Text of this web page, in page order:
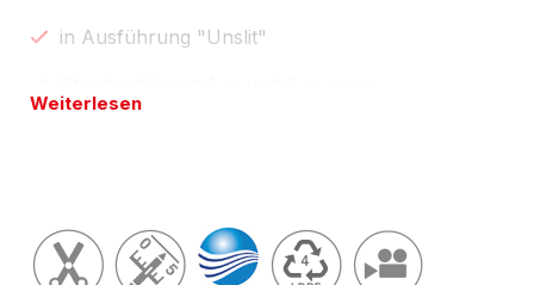
in Ausführung "Unslit"
Länge(n) wie in Preistabelle unten oder
Weiterlesen